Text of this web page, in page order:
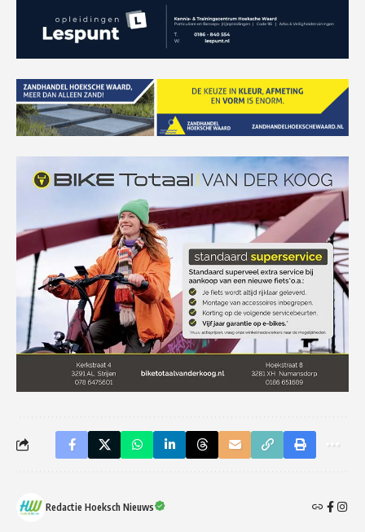
Redactie Hoeksch Nieuws